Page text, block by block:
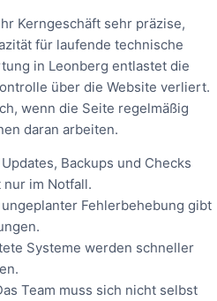
Kerngeschäft sehr präzise,
für laufende technische
in Leonberg entlastet die
über die Website verliert.
wenn die Seite regelmäßig
daran arbeiten.
Updates, Backups und Checks
im Notfall.
Fehlerbehebung gibt
Systeme werden schneller
Team muss sich nicht selbst